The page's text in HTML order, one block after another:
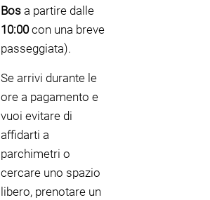
Bos a partire dalle
10:00con una breve
passeggiata).
Se arrivi durante le
ore a pagamento e
vuoi evitare di
affidarti a
parchimetri o
cercare uno spazio
libero, prenotare un